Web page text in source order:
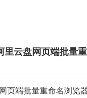
里云盘网页端批量
页端批量重命名浏览